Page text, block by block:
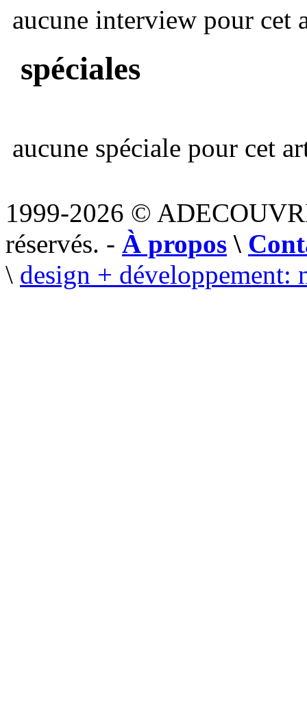
aucune interview pour cet
spéciales
aucune spéciale pour cet
1999-2026 ©
réservés. - À propos \
\ design + développement: